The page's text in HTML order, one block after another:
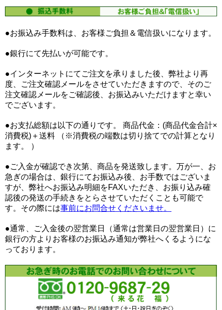
●お振込み手数料は、お客様ご負担＆電信扱いになります。
●銀行にて先払いが可能です。
●インターネットにてご注文を承りました後、弊社より再
度、ご注文確認メールをさせていただきますので、そのご
注文確認メールをご確認後、お振込みいただけますと幸い
でございます。
●お支払総額は以下の通りです。 商品代金：(商品代金合計×
消費税)＋送料 （※消費税の端数は切り捨てでの計算となり
ます。 ）
●ご入金が確認でき次第、商品を発送致します。万が一、お
急ぎの場合は、銀行にてお振込み後、お手数ではございま
すが、弊社へお振込み明細をFAXいただき、お振り込み確
認後の発送の手続きをとらさせていただくことも可能で
す。その際には事前にお問合せくださいませ。
●通常、ご入金後の翌営業日（通常は営業日の翌営業日）に
銀行の方よりお客様のお振込み通知が弊社へくるようにな
っております。